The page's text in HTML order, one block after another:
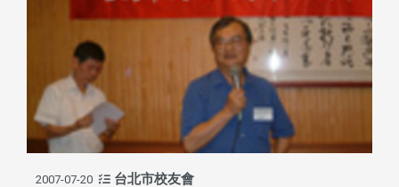
2007-07-20 台北市校友會